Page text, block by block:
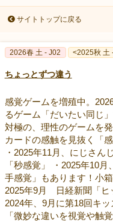
サイトトップに戻る
2026春 土 - J02 <2025秋 土
ちょっとずつ違う
感覚ゲームを増殖中。
るゲーム「だいたい同じ
対極の、理性のゲームを
カードの感触を見抜く「
・2025年11月、にじさん
「秒感覚」 ・2025年10
手感覚」もあります！小
2025年9月 日経新聞「ヒ
2024年、9月に第18回キ
「微妙な違いを視覚や触